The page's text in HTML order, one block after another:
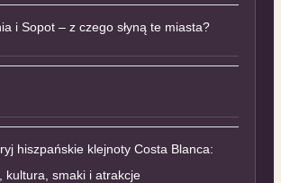
i Sopot – z czego słyną te miasta?
hiszpańskie klejnoty Costa Blanca:
kultura, smaki i atrakcje